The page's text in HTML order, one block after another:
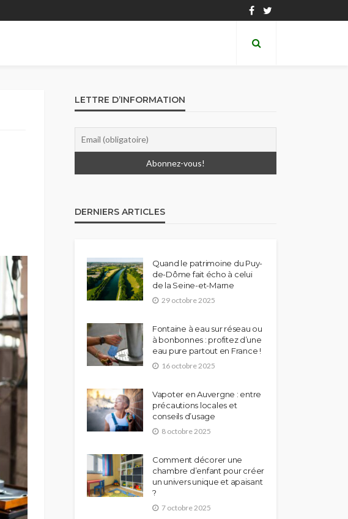
LETTRE D’INFORMATION
DERNIERS ARTICLES
Quand le patrimoine du Puy-
de-Dôme fait écho à celui
de la Seine-et-Marne
29 octobre 2025
Fontaine à eau sur réseau ou
à bonbonnes : profitez d’une
eau pure partout en France !
16 octobre 2025
Vapoter en Auvergne : entre
précautions locales et
conseils d’usage
8 octobre 2025
Comment décorer une
chambre d’enfant pour créer
un univers unique et apaisant
?
7 octobre 2025